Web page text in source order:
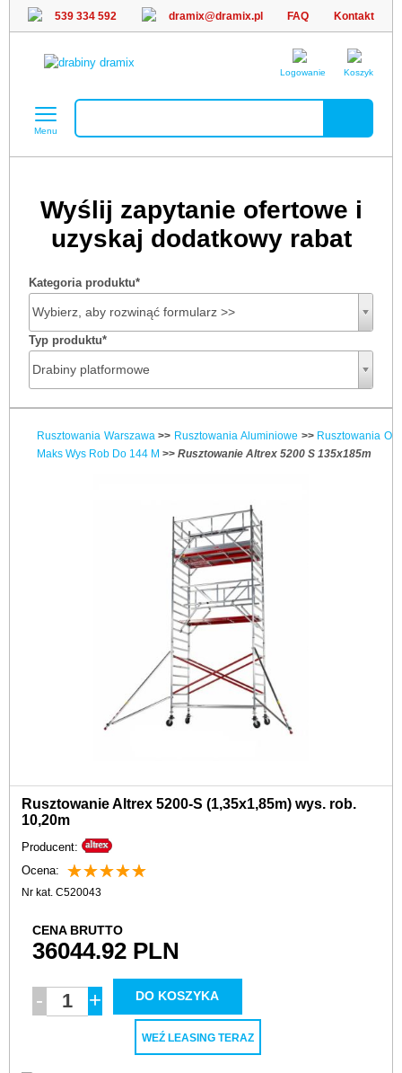
539 334 592 dramix@dramix.pl FAQ Kontakt
Menu
Logowanie Koszyk
Wyślij zapytanie ofertowe i
uzyskaj dodatkowy rabat
Kategoria produktu*
Wybierz, aby rozwinąć formularz >>
Typ produktu*
Drabiny platformowe
Rusztowania Warszawa >> Rusztowania Aluminiowe >> Rusztowania O
Maks Wys Rob Do 144 M >> Rusztowanie Altrex 5200 S 135x185m
Rusztowanie Altrex 5200-S (1,35x1,85m) wys. rob.
10,20m
Producent:
Ocena:
☆☆☆☆☆
★★★★★
Nr kat. C520043
CENA BRUTTO
36044.92 PLN
+
-
WEŹ LEASING TERAZ